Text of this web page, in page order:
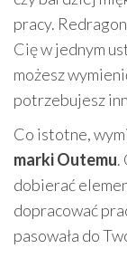
pracy.
Cię w jednym
możesz
potrzebujesz
Co istotne,
marki Outemu.
dobierać
dopracować
pasowała do